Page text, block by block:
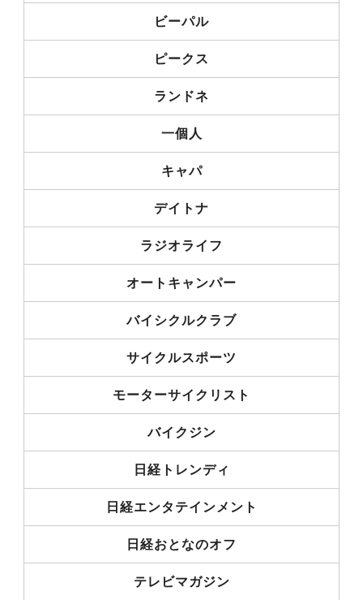
ビーパル
ピークス
ランドネ
一個人
キャパ
デイトナ
ラジオライフ
オートキャンパー
バイシクルクラブ
サイクルスポーツ
モーターサイクリスト
バイクジン
日経トレンディ
日経エンタテインメント
日経おとなのオフ
テレビマガジン